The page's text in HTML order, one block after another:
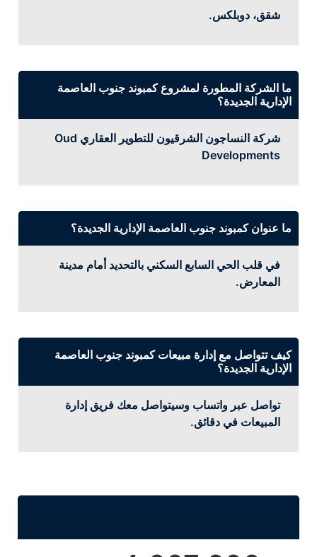
شقق، دوبلكس.
ما الشركة المطورة لمشروع كمبوند جنوب العاصمة
الإدارية الجديدة؟
شركة النساجون الشرقيون للتطوير العقاري Oud
Developments
ما عنوان كمبوند جنوب العاصمة الإدارية الجديدة؟
في قلب الحي السابع السكني بالتحديد أمام مدينة
المعارض.
كيف تتواصل مع إدارة مبيعات كمبوند جنوب العاصمة
الإدارية الجديدة؟
تواصل عبر واتساب وسيتواصل معك فريق إدارة
المبيعات في دقائق.